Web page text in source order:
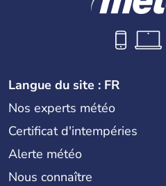
Langue du site : FR
Nos experts météo
Certificat d'intempéries
Alerte météo
Nous connaître